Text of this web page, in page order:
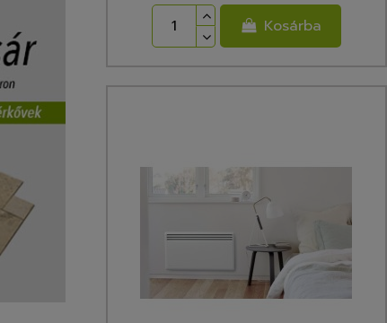
Kosárba